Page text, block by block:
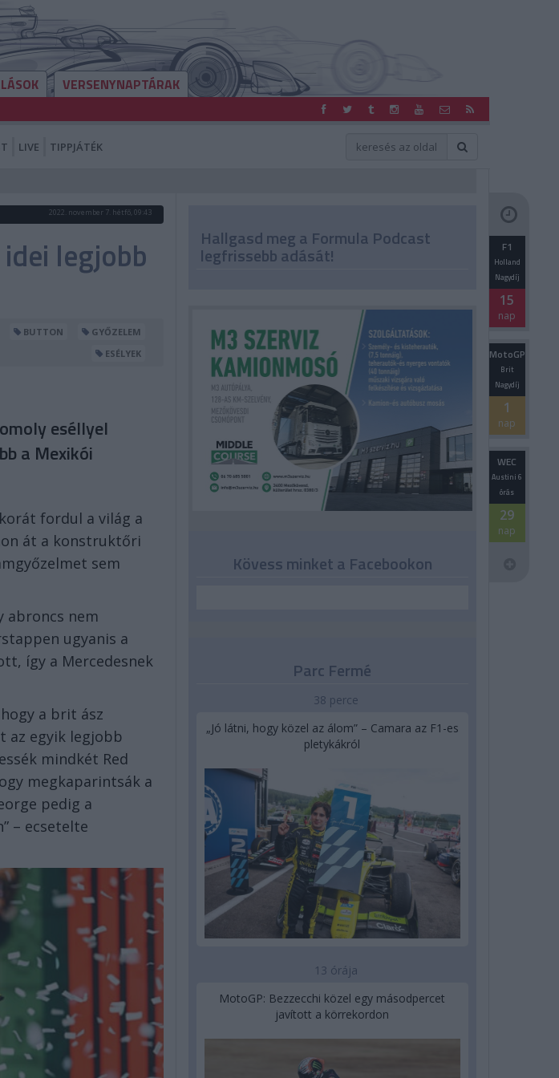
VERSENYNAPTÁRAK
LIVE TIPPJÁTÉK
2022. november 7. hétfő, 09:43
legjobb
BUTTON
GYŐZELEM
ESÉLYEK
eséllyel
a Mexikói
fordul a világ a
át a konstruktőri
sem
abroncs nem
ugyanis a
így a Mercedesnek
a brit ász
az egyik legjobb
mindkét Red
megkaparintsák a
pedig a
– ecsetelte
Hallgasd meg a Formula Podcast
legfrissebb adását! F1
Holland
Nagydíj
15
nap
MotoGP
Brit
Nagydíj
1
nap
WEC
Austini 6
órás
29
nap
Kövess minket a Facebookon
Parc Fermé
38 perce
„Jó látni, hogy közel az álom” – Camara az F1-es
pletykákról
13 órája
MotoGP: Bezzecchi közel egy másodpercet
javított a körrekordon